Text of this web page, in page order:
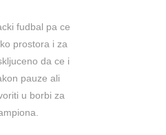
fudbal pa ce
prostora i za
da ce i
pauze ali
u borbi za